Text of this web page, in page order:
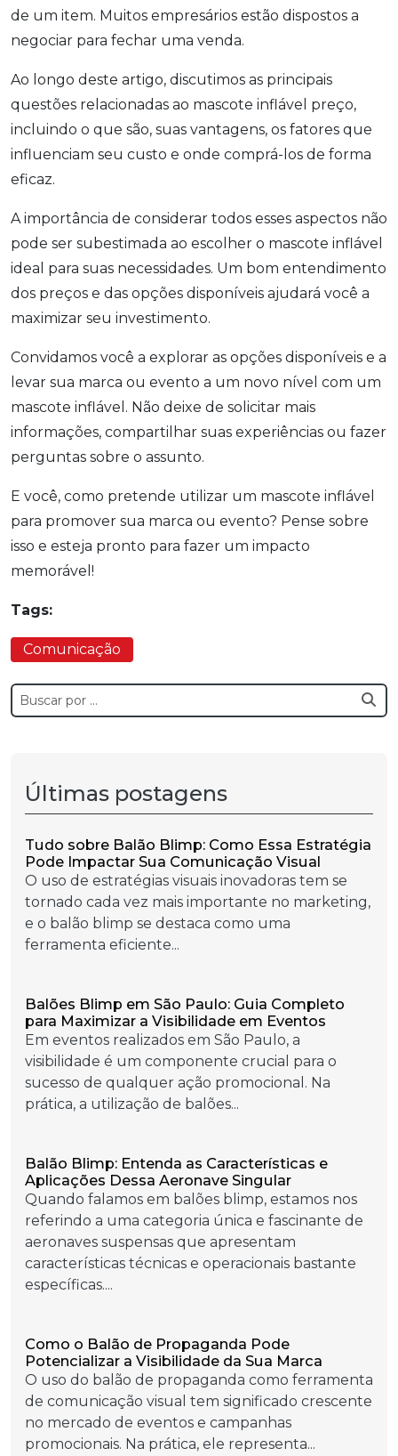
de um item. Muitos empresários estão dispostos a
negociar para fechar uma venda.
Ao longo deste artigo, discutimos as principais
questões relacionadas ao mascote inflável preço,
incluindo o que são, suas vantagens, os fatores que
influenciam seu custo e onde comprá-los de forma
eficaz.
A importância de considerar todos esses aspectos não
pode ser subestimada ao escolher o mascote inflável
ideal para suas necessidades. Um bom entendimento
dos preços e das opções disponíveis ajudará você a
maximizar seu investimento.
Convidamos você a explorar as opções disponíveis e a
levar sua marca ou evento a um novo nível com um
mascote inflável. Não deixe de solicitar mais
informações, compartilhar suas experiências ou fazer
perguntas sobre o assunto.
E você, como pretende utilizar um mascote inflável
para promover sua marca ou evento? Pense sobre
isso e esteja pronto para fazer um impacto
memorável!
Tags:
Comunicação
Últimas postagens
Tudo sobre Balão Blimp: Como Essa Estratégia
Pode Impactar Sua Comunicação Visual
O uso de estratégias visuais inovadoras tem se
tornado cada vez mais importante no marketing,
e o balão blimp se destaca como uma
ferramenta eficiente...
Balões Blimp em São Paulo: Guia Completo
para Maximizar a Visibilidade em Eventos
Em eventos realizados em São Paulo, a
visibilidade é um componente crucial para o
sucesso de qualquer ação promocional. Na
prática, a utilização de balões...
Balão Blimp: Entenda as Características e
Aplicações Dessa Aeronave Singular
Quando falamos em balões blimp, estamos nos
referindo a uma categoria única e fascinante de
aeronaves suspensas que apresentam
características técnicas e operacionais bastante
específicas....
Como o Balão de Propaganda Pode
Potencializar a Visibilidade da Sua Marca
O uso do balão de propaganda como ferramenta
de comunicação visual tem significado crescente
no mercado de eventos e campanhas
promocionais. Na prática, ele representa...